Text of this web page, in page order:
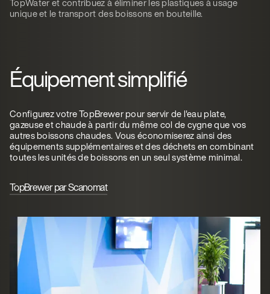
unique et le transport des boissons en bouteille.
Équipement simplifié
Configurez votre TopBrewer pour servir de l'eau plate,
gazeuse et chaude à partir du même col de cygne que vos
autres boissons chaudes. Vous économiserez ainsi des
équipements supplémentaires et des déchets en combinant
toutes les unités de boissons en un seul système minimal.
TopBrewer par Scanomat